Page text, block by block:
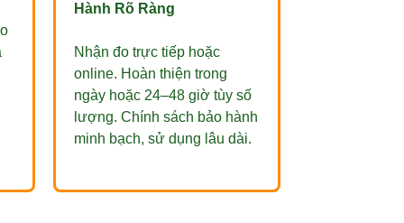
Hành Rõ Ràng
Nhận đo trực tiếp hoặc
online. Hoàn thiện trong
ngày hoặc 24–48 giờ tùy số
lượng. Chính sách bảo hành
minh bạch, sử dụng lâu dài.